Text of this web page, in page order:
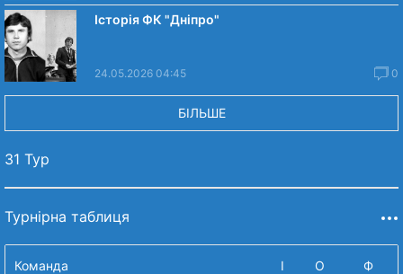
Історія ФК "Дніпро"
24.05.2026 04:45 0
БІЛЬШЕ
31 Тур
Турнірна таблиця
Команда І О Ф